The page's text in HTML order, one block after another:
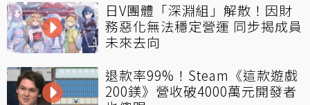
日V團體「深淵組」解散！因財
務惡化無法穩定營運 同步揭成員
未來去向
退款率99%！Steam《這款遊戲
200鎂》營收破4000萬元開發者